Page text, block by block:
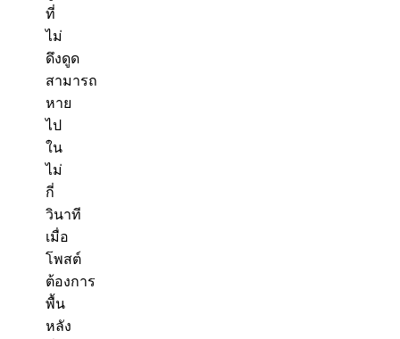
ที่
ไม่
ดึงดูด
สามารถ
หาย
ไป
ใน
ไม่
กี่
วินาที
เมื่อ
โพสต์
ต้องการ
พื้น
หลัง